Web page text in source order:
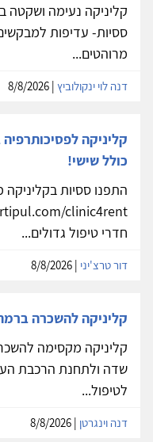
קליניקה נעימה ושקטה
מרוהטים...
דנה לוי ינקולוביץ
קליניקה
כולל שישי!
התפנו ססיות
חדרי טיפול גדולים...
דור טרצ'יני
קליניקה להשכרה
קליניקה מקסימה
שדה ולתחנת הרכבת
לטיפול...
דנה וינגרטן